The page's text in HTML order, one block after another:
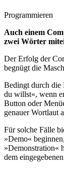
Programmieren
Auch einem
zwei Wörter
Der Erfolg der
begnügt die
Bedingt durch die
du willst«, wenn
Button oder
genauer Wortlaut
Für solche Fälle
»Demo«
»Demonstration«
dem